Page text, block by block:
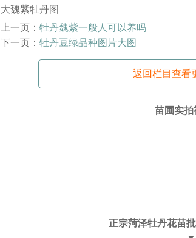
大魏紫牡丹图
上一页：牡丹魏紫一般人可以养吗
下一页：牡丹豆绿品种图片大图
返回栏目查看
苗圃实拍
正宗菏泽牡丹花苗